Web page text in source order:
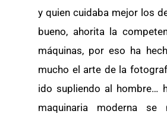
y quien cuidaba mejor los
bueno, ahorita la
máquinas, por eso ha
mucho el arte de la
ido supliendo al hombre…
maquinaria moderna se